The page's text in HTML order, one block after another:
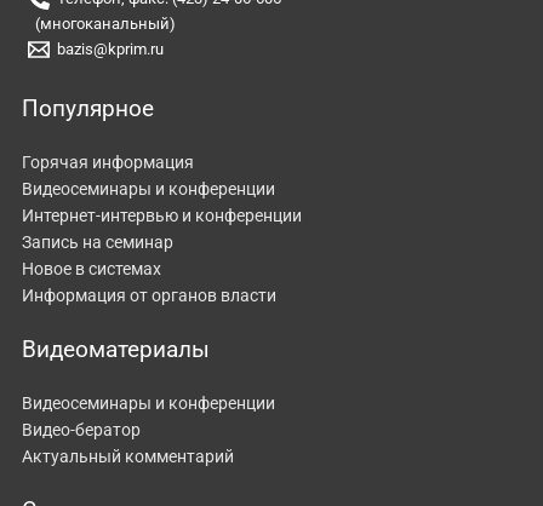
(многоканальный)
bazis@kprim.ru
Популярное
Горячая информация
Видеосеминары и конференции
Интернет-интервью и конференции
Запись на семинар
Новое в системах
Информация от органов власти
Видеоматериалы
Видеосеминары и конференции
Видео-бератор
Актуальный комментарий